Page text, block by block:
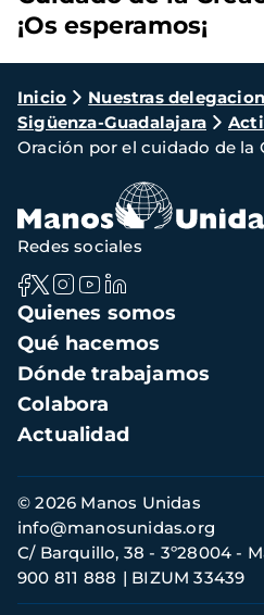
¡Os esperamos¡
Ruta
de
navegación
Inicio
Nuestras
Sigüenza-Guadalajara
Oración por el cuidado de la
Navegación
principal
Quienes somos
Qué hacemos
Dónde trabajamos
Colabora
Actualidad
Redes sociales
Información
de
contacto
© 2026 Manos Unidas
C/ Barquillo, 38 - 3º28004 -
900 811 888
BIZUM 33439
info@manosunidas.org